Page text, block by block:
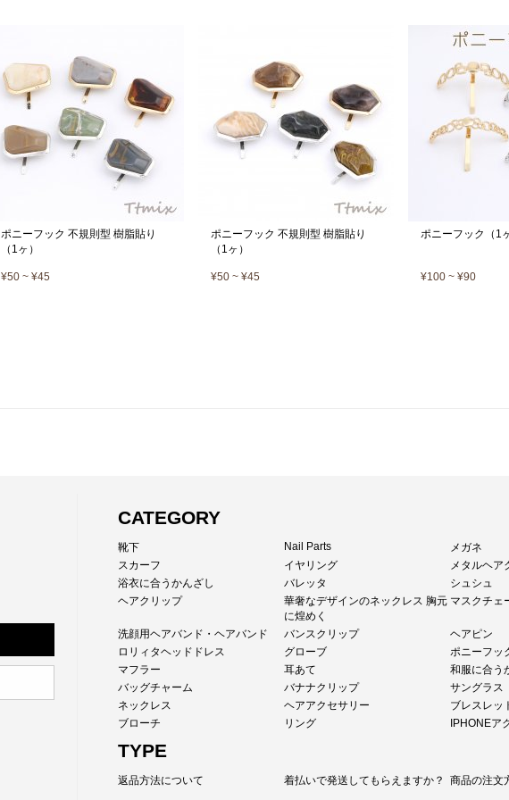
ポニーフック 不規則型 樹脂貼り
（1ヶ）
¥50 ~ ¥45
ポニーフック 不規則型 樹脂貼り
（1ヶ）
¥50 ~ ¥45
ポニーフック（1
¥100 ~ ¥90
CATEGORY
靴下 Nail Parts
メガネ
スカーフ
イヤリング
メタルヘア
浴衣に合うかんざし
バレッタ
シュシュ
ヘアクリップ
華奢なデザインのネックレス 胸元
に煌めく
マスクチェ
洗顔用ヘアバンド・ヘアバンド バンスクリップ
ヘアピン
ロリィタヘッドドレス
グローブ
ポニーフッ
マフラー
耳あて
和服に合う
バッグチャーム
バナナクリップ
サングラス
ネックレス
ヘアアクセサリー
ブレスレッ
ブローチ
リング IPHONEア
TYPE
返品方法について 着払いで発送してもらえますか？ 商品の注文